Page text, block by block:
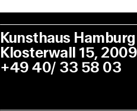
Kunsthaus Hamburg
Klosterwall 15,
+49 40/ 33 58 03